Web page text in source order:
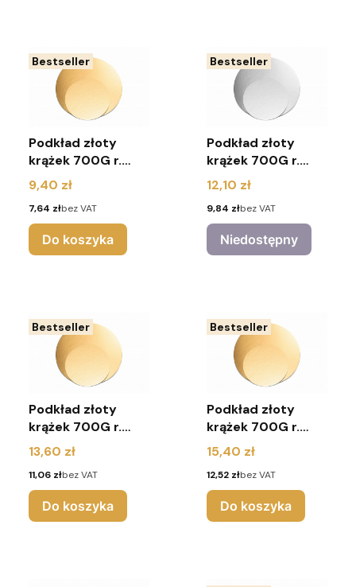
Bestseller
Podkład złoty
krążek 700G r.
22cm (pakiet 10
sztuk)
Cena
9,40 zł
Cena
7,64 złbez VAT
Do koszyka
Bestseller
Podkład złoty
krążek 700G r.
24cm (pakiet 10
sztuk)
Cena
12,10 zł
Cena
9,84 złbez VAT
Niedostępny
Bestseller
Podkład złoty
krążek 700G r.
26cm (pakiet 10
sztuk)
Cena
13,60 zł
Cena
11,06 złbez VAT
Do koszyka
Bestseller
Podkład złoty
krążek 700G r.
28cm (pakiet 10
sztuk)
Cena
15,40 zł
Cena
12,52 złbez VAT
Do koszyka